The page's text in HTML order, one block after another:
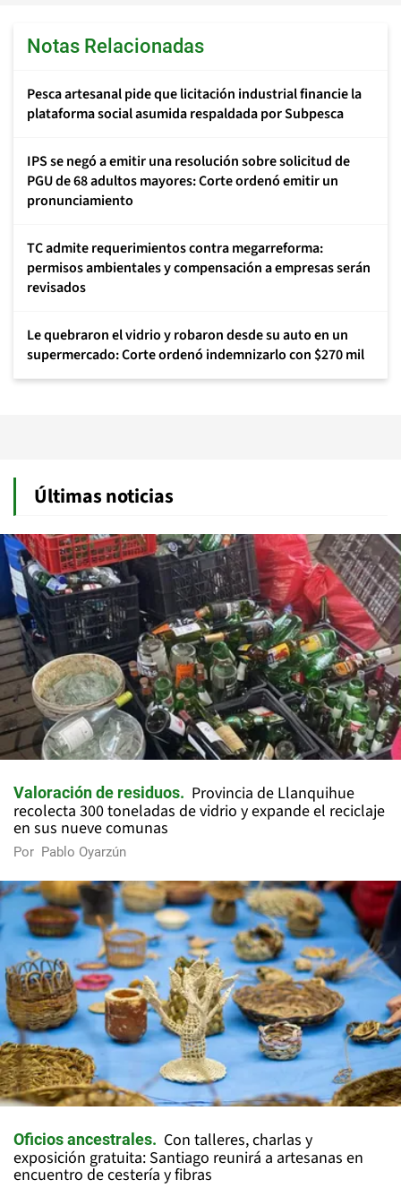
Notas Relacionadas
Pesca artesanal pide que licitación industrial financie la
plataforma social asumida respaldada por Subpesca
IPS se negó a emitir una resolución sobre solicitud de
PGU de 68 adultos mayores: Corte ordenó emitir un
pronunciamiento
TC admite requerimientos contra megarreforma:
permisos ambientales y compensación a empresas serán
revisados
Le quebraron el vidrio y robaron desde su auto en un
supermercado: Corte ordenó indemnizarlo con $270 mil
Últimas noticias
Valoración de residuos
Provincia de Llanquihue
recolecta 300 toneladas de vidrio y expande el reciclaje
en sus nueve comunas
Por Pablo Oyarzún
Oficios ancestrales
Con talleres, charlas y
exposición gratuita: Santiago reunirá a artesanas en
encuentro de cestería y fibras